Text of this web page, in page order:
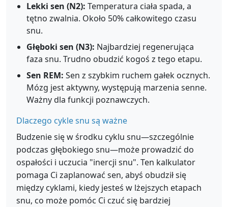
Lekki sen (N2): Temperatura ciała spada, a
tętno zwalnia. Około 50% całkowitego czasu
snu.
Głęboki sen (N3): Najbardziej regenerująca
faza snu. Trudno obudzić kogoś z tego etapu.
Sen REM: Sen z szybkim ruchem gałek ocznych.
Mózg jest aktywny, występują marzenia senne.
Ważny dla funkcji poznawczych.
Dlaczego cykle snu są ważne
Budzenie się w środku cyklu snu—szczególnie
podczas głębokiego snu—może prowadzić do
ospałości i uczucia "inercji snu". Ten kalkulator
pomaga Ci zaplanować sen, abyś obudził się
między cyklami, kiedy jesteś w lżejszych etapach
snu, co może pomóc Ci czuć się bardziej